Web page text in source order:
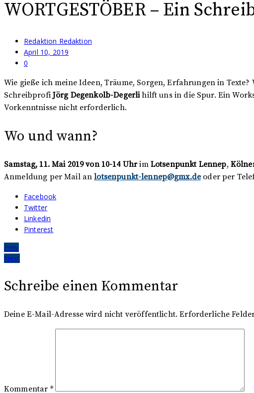
WORTGESTÖBER – Ein
Redaktion Redaktion
April 10, 2019
0
Wie gieße ich meine Ideen, Träume, Sorgen, Erfahrungen in
Schreibprofi Jörg Degenkolb-Degerlihilft uns in die Spur. Ein
Vorkenntnisse nicht erforderlich.
Wo und wann?
Samstag, 11. Mai 2019 von 10-14 Uhrim Lotsenpunkt Lennep,
Anmeldung per Mail anlotsenpunkt-lennep@gmx.deoder per
Facebook
Twitter
Linkedin
Pinterest
Beitragsnavigation
Prev
Next
Schreibe einen Kommentar
Deine E-Mail-Adresse wird nicht veröffentlicht. Erforderliche
Kommentar *